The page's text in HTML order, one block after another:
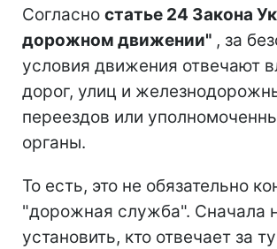
Согласно статье 24 Закона
дорожном движении" , за
условия движения отвечают
дорог, улиц и
переездов или
органы.
То есть, это не обязательно
"дорожная служба". Сначала
установить, кто отвечает за